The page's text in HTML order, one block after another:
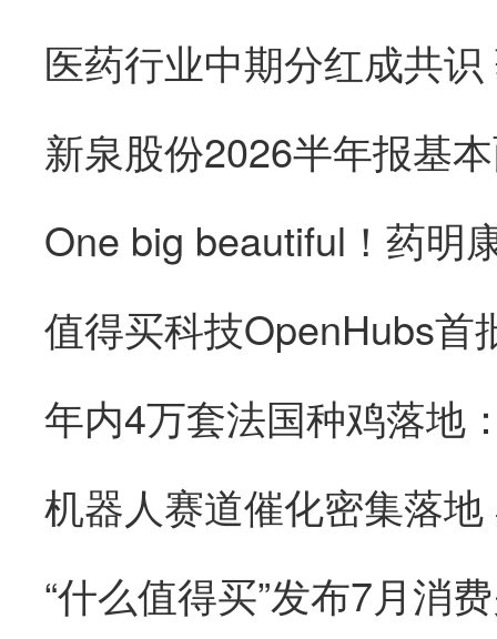
医药行业中期分红成共
新泉股份2026半年报基
机器人赛道催化密集落
“什么值得买”发布7月消